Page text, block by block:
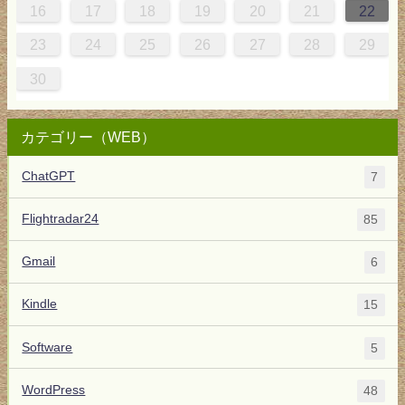
16 17 18 19 20 21 22
23 24 25 26 27 28 29
30
カテゴリー（WEB）
ChatGPT 7
Flightradar24 85
Gmail 6
Kindle 15
Software 5
WordPress 48